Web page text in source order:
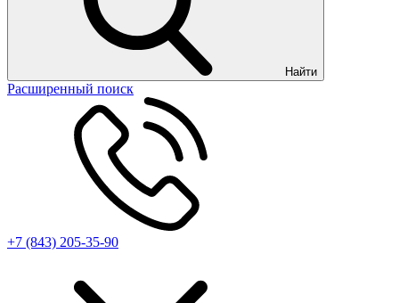
Найти
Расширенный поиск
+7 (843) 205-35-90